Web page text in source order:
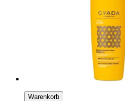
Warenkorb